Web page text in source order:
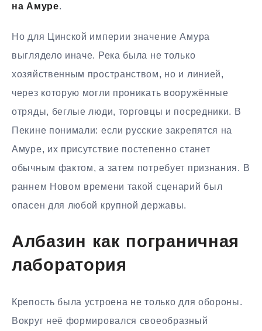
на Амуре.
Но для Цинской империи значение Амура
выглядело иначе. Река была не только
хозяйственным пространством, но и линией,
через которую могли проникать вооружённые
отряды, беглые люди, торговцы и посредники. В
Пекине понимали: если русские закрепятся на
Амуре, их присутствие постепенно станет
обычным фактом, а затем потребует признания. В
раннем Новом времени такой сценарий был
опасен для любой крупной державы.
Албазин как пограничная
лаборатория
Крепость была устроена не только для обороны.
Вокруг неё формировался своеобразный